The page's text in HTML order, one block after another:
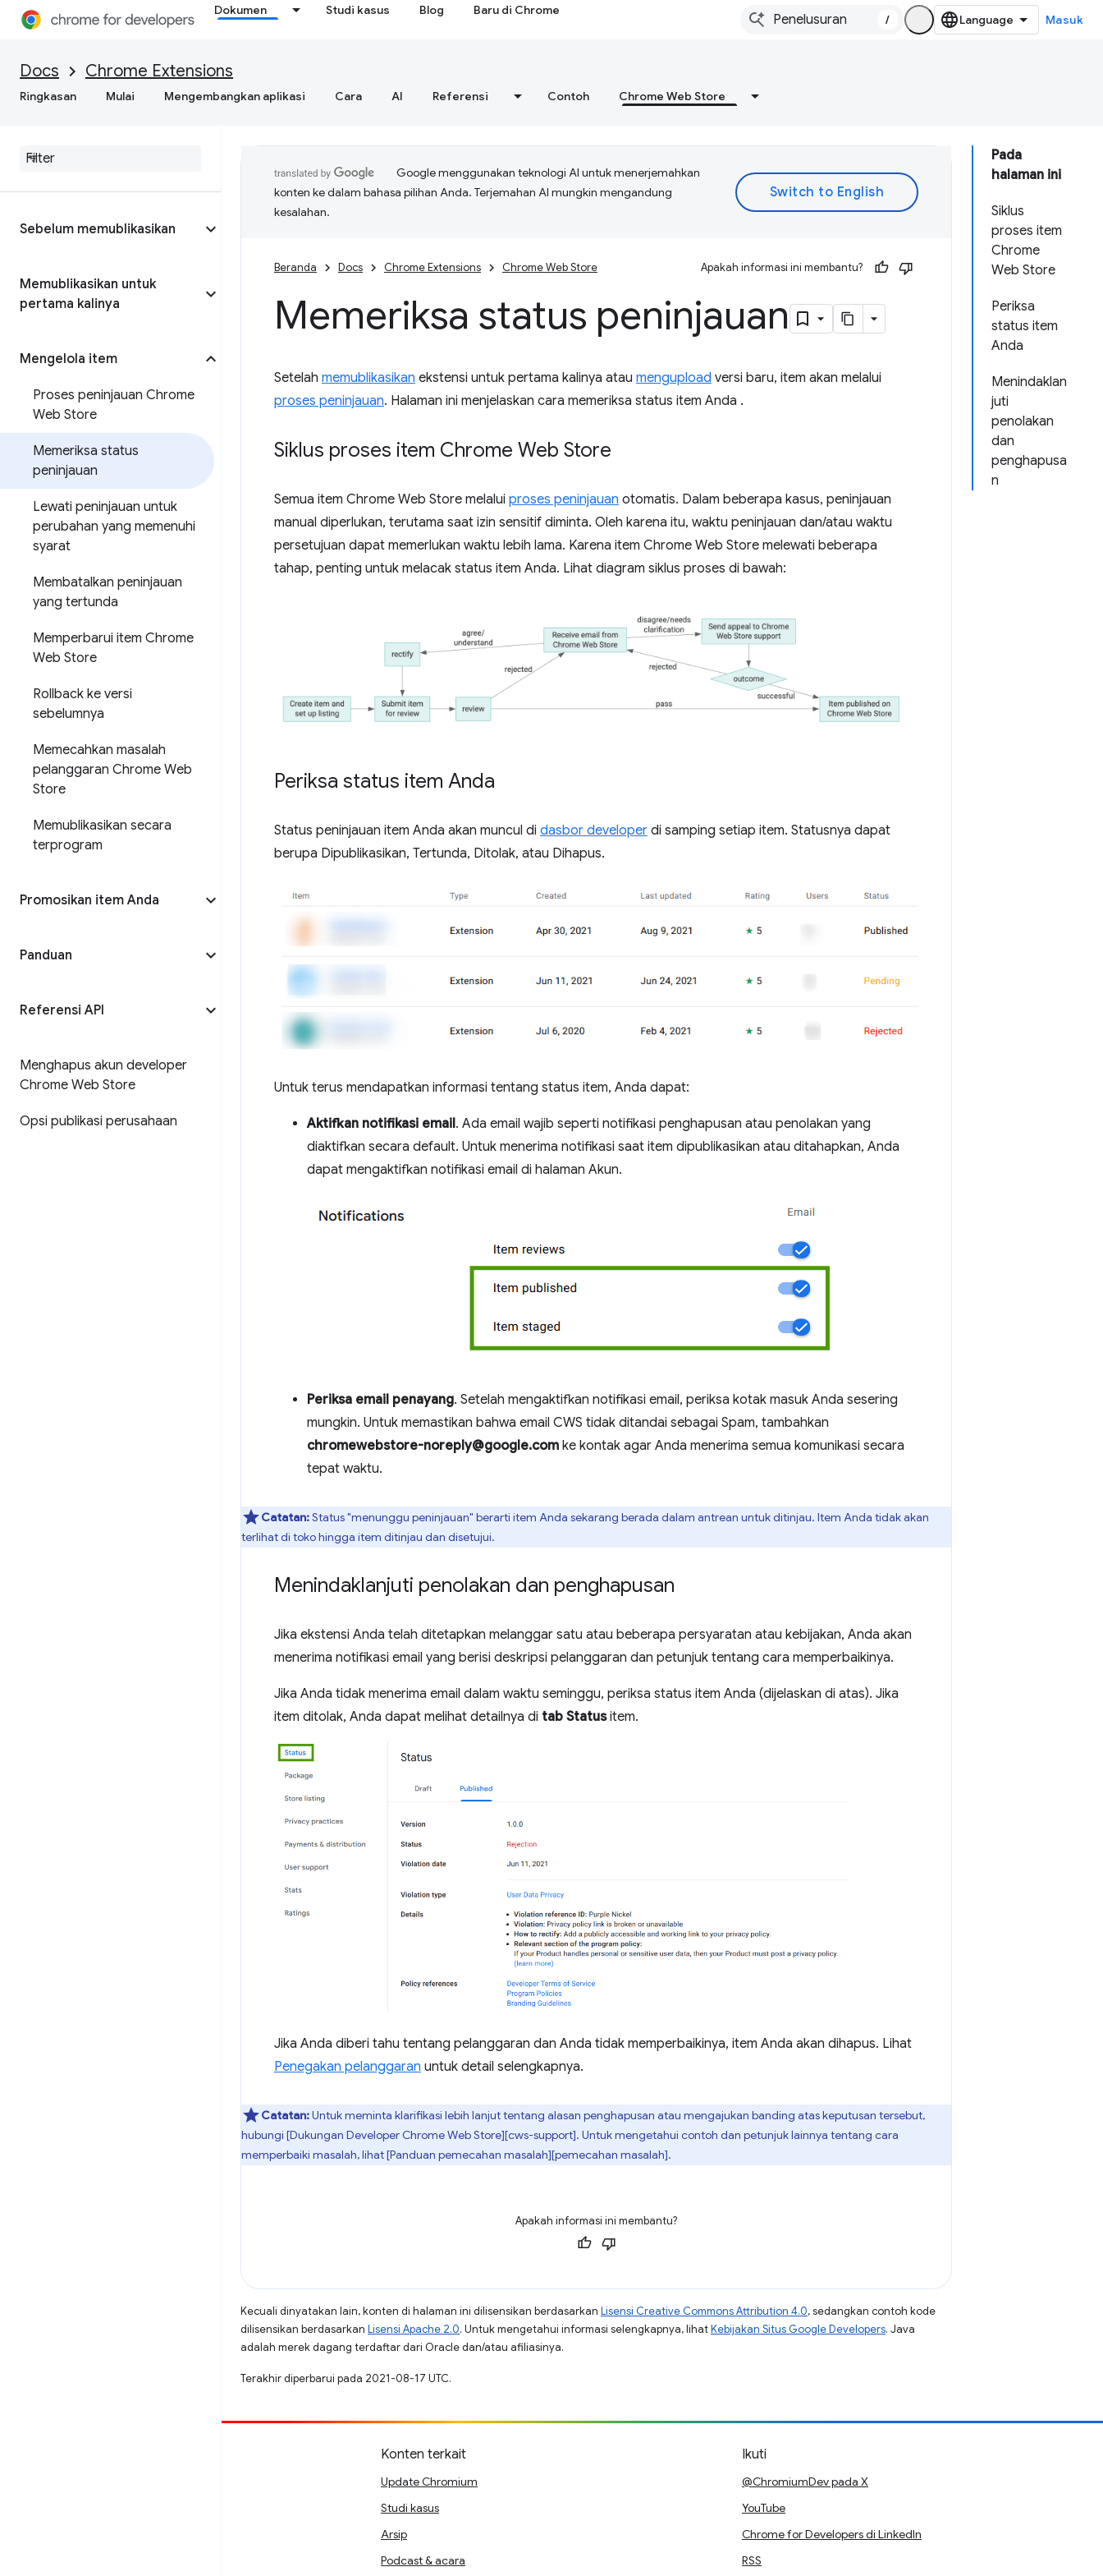
Dokumen Studi kasus Blog Baru di Chrome
/ Masuk
Docs Chrome Extensions
Ringkasan Mulai Mengembangkan aplikasi Cara AI Referensi Contoh Chrome Web Store
Sebelum memublikasikan
Memublikasikan untuk
pertama kalinya
Mengelola item
Proses peninjauan Chrome
Web Store
Memeriksa status
peninjauan
Lewati peninjauan untuk
perubahan yang memenuhi
syarat
Membatalkan peninjauan
yang tertunda
Memperbarui item Chrome
Web Store
Rollback ke versi
sebelumnya
Memecahkan masalah
pelanggaran Chrome Web
Store
Memublikasikan secara
terprogram
Promosikan item Anda
Panduan
Referensi API
Menghapus akun developer
Chrome Web Store
Opsi publikasi perusahaan
Pada
halaman ini
Siklus
proses item
Chrome
Web Store
Periksa
status item
Anda
Menindaklan
juti
penolakan
dan
penghapusa
n
Google menggunakan teknologi AI untuk menerjemahkan
konten ke dalam bahasa pilihan Anda. Terjemahan AI mungkin mengandung
kesalahan.
Beranda Docs Chrome Extensions Chrome Web Store Apakah informasi ini membantu?
Memeriksa status peninjauan
Setelah memublikasikan ekstensi untuk pertama kalinya atau mengupload versi baru, item akan melalui
proses peninjauan. Halaman ini menjelaskan cara memeriksa status item Anda .
Siklus proses item Chrome Web Store
Semua item Chrome Web Store melalui proses peninjauan otomatis. Dalam beberapa kasus, peninjauan
manual diperlukan, terutama saat izin sensitif diminta. Oleh karena itu, waktu peninjauan dan/atau waktu
persetujuan dapat memerlukan waktu lebih lama. Karena item Chrome Web Store melewati beberapa
tahap, penting untuk melacak status item Anda. Lihat diagram siklus proses di bawah:
Periksa status item Anda
Status peninjauan item Anda akan muncul di dasbor developer di samping setiap item. Statusnya dapat
berupa Dipublikasikan, Tertunda, Ditolak, atau Dihapus.
Untuk terus mendapatkan informasi tentang status item, Anda dapat:
Aktifkan notifikasi email. Ada email wajib seperti notifikasi penghapusan atau penolakan yang
diaktifkan secara default. Untuk menerima notifikasi saat item dipublikasikan atau ditahapkan, Anda
dapat mengaktifkan notifikasi email di halaman Akun.
Periksa email penayang. Setelah mengaktifkan notifikasi email, periksa kotak masuk Anda sesering
mungkin. Untuk memastikan bahwa email CWS tidak ditandai sebagai Spam, tambahkan
chromewebstore-noreply@google.com ke kontak agar Anda menerima semua komunikasi secara
tepat waktu.
Catatan:Status "menunggu peninjauan" berarti item Anda sekarang berada dalam antrean untuk ditinjau. Item Anda tidak akan
terlihat di toko hingga item ditinjau dan disetujui.
Menindaklanjuti penolakan dan penghapusan
Jika ekstensi Anda telah ditetapkan melanggar satu atau beberapa persyaratan atau kebijakan, Anda akan
menerima notifikasi email yang berisi deskripsi pelanggaran dan petunjuk tentang cara memperbaikinya.
Jika Anda tidak menerima email dalam waktu seminggu, periksa status item Anda (dijelaskan di atas). Jika
item ditolak, Anda dapat melihat detailnya di tab Statusitem.
Jika Anda diberi tahu tentang pelanggaran dan Anda tidak memperbaikinya, item Anda akan dihapus. Lihat
Penegakan pelanggaran untuk detail selengkapnya.
Catatan:Untuk meminta klarifikasi lebih lanjut tentang alasan penghapusan atau mengajukan banding atas keputusan tersebut,
hubungi [Dukungan Developer Chrome Web Store][cws-support]. Untuk mengetahui contoh dan petunjuk lainnya tentang cara
memperbaiki masalah, lihat [Panduan pemecahan masalah][pemecahan masalah].
Apakah informasi ini membantu?
Kecuali dinyatakan lain, konten di halaman ini dilisensikan berdasarkan Lisensi Creative Commons Attribution 4.0, sedangkan contoh kode
dilisensikan berdasarkan Lisensi Apache 2.0. Untuk mengetahui informasi selengkapnya, lihatKebijakan Situs Google Developers. Java
adalah merek dagang terdaftar dari Oracle dan/atau afiliasinya.
Terakhir diperbarui pada 2021-08-17 UTC.
Konten terkait
Update Chromium
Studi kasus
Arsip
Podcast & acara
Ikuti
@ChromiumDev pada X
YouTube
Chrome for Developers di LinkedIn
RSS